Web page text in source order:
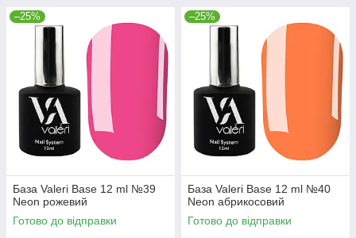
–25%
База Valeri Base 12 ml №39
Neon рожевий
Готово до відправки
–25%
База Valeri Base 12 ml №40
Neon абрикосовий
Готово до відправки